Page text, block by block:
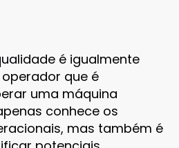
é igualmente
que é
uma máquina
conhece os
mas também é